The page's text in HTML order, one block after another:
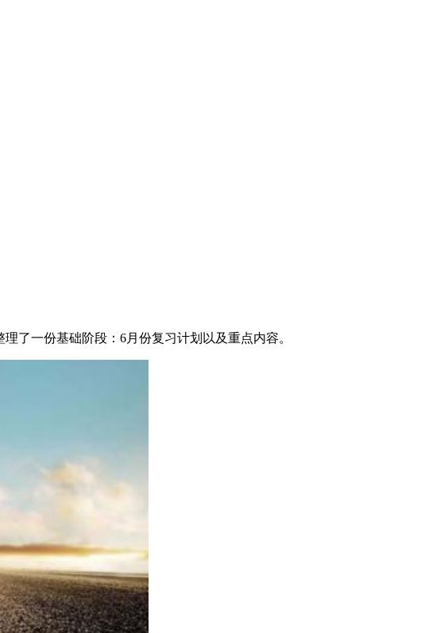
了一份基础阶段：6月份复习计划以及重点内容。